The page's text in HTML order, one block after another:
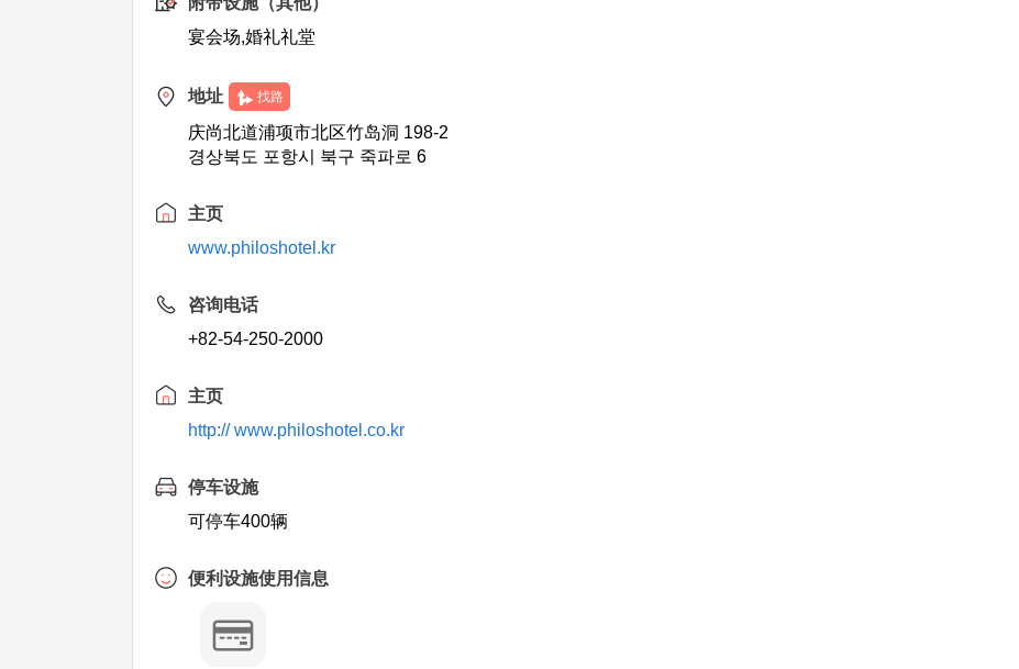
宴会场,婚礼礼堂
地址 找路
庆尚北道浦项市北区竹岛洞 198-2
경상북도 포항시 북구 죽파로 6
主页
www.philoshotel.kr
咨询电话
+82-54-250-2000
主页
http:// www.philoshotel.co.kr
停车设施
可停车400辆
便利设施使用信息